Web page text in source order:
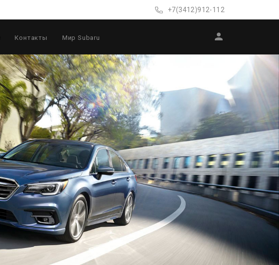
+7(3412)912-112
Контакты Мир Subaru